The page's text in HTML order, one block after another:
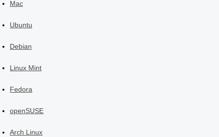
Mac
Ubuntu
Debian
Linux Mint
Fedora
openSUSE
Arch Linux